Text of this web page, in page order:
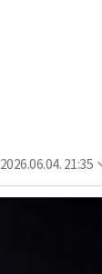
2026.06.04. 21:35